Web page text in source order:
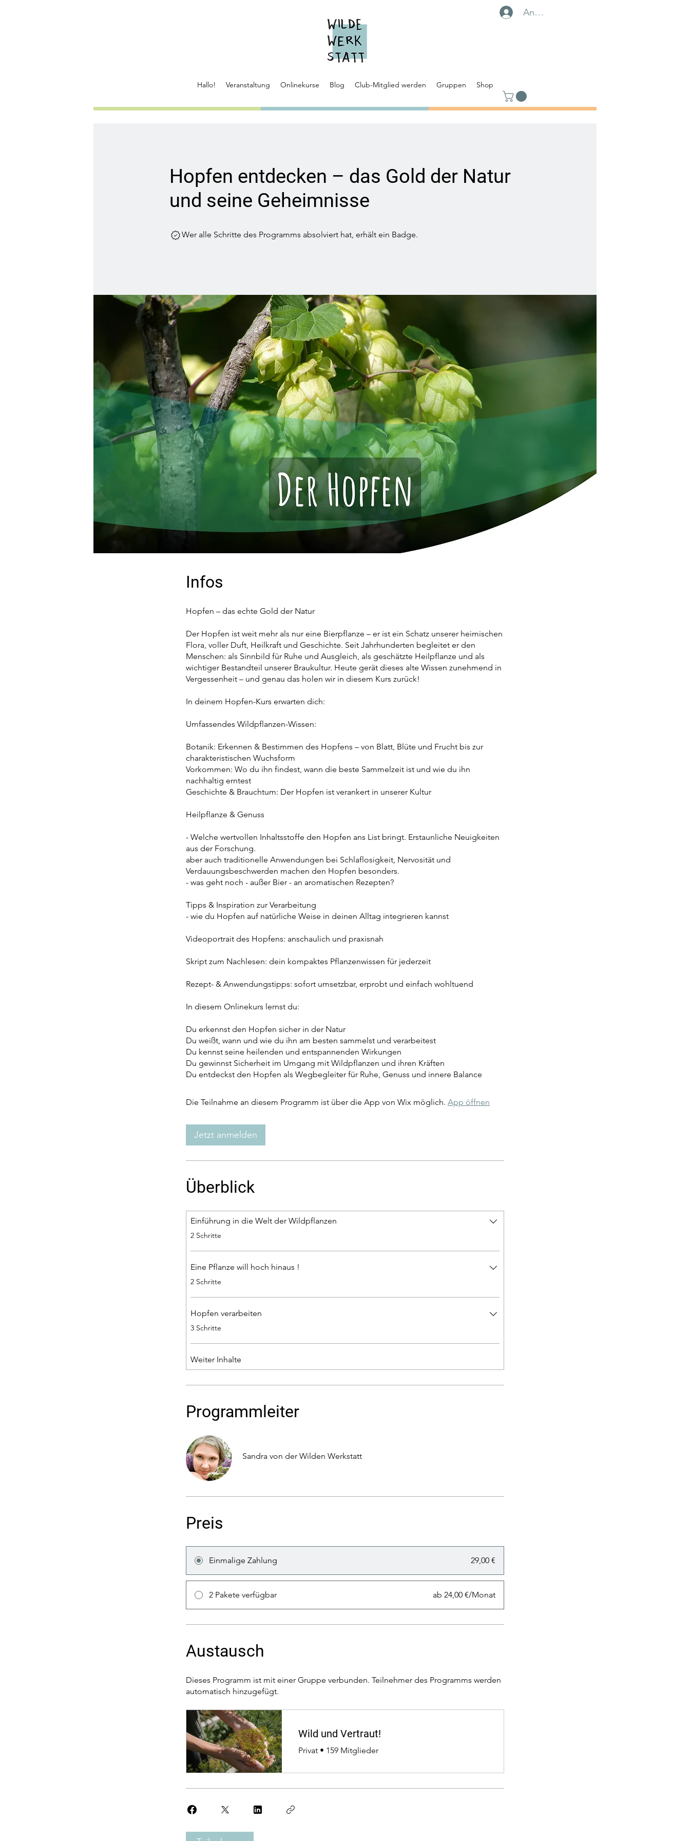
Anmelden
Hallo! Veranstaltung Onlinekurse Blog Club-Mitglied werden Gruppen Shop
Hopfen entdecken – das Gold der Natur
und seine Geheimnisse
Wer alle Schritte des Programms absolviert hat, erhält ein Badge.
Infos
Hopfen – das echte Gold der Natur
Der Hopfen ist weit mehr als nur eine Bierpflanze – er ist ein Schatz unserer heimischen
Flora, voller Duft, Heilkraft und Geschichte. Seit Jahrhunderten begleitet er den
Menschen: als Sinnbild für Ruhe und Ausgleich, als geschätzte Heilpflanze und als
wichtiger Bestandteil unserer Braukultur. Heute gerät dieses alte Wissen zunehmend in
Vergessenheit – und genau das holen wir in diesem Kurs zurück!
In deinem Hopfen-Kurs erwarten dich:
Umfassendes Wildpflanzen-Wissen:
Botanik: Erkennen & Bestimmen des Hopfens – von Blatt, Blüte und Frucht bis zur
charakteristischen Wuchsform
Vorkommen: Wo du ihn findest, wann die beste Sammelzeit ist und wie du ihn
nachhaltig erntest
Geschichte & Brauchtum: Der Hopfen ist verankert in unserer Kultur
Heilpflanze & Genuss
- Welche wertvollen Inhaltsstoffe den Hopfen ans List bringt. Erstaunliche Neuigkeiten
aus der Forschung.
aber auch traditionelle Anwendungen bei Schlaflosigkeit, Nervosität und
Verdauungsbeschwerden machen den Hopfen besonders.
- was geht noch - außer Bier - an aromatischen Rezepten?
Tipps & Inspiration zur Verarbeitung
- wie du Hopfen auf natürliche Weise in deinen Alltag integrieren kannst
Videoportrait des Hopfens: anschaulich und praxisnah
Skript zum Nachlesen: dein kompaktes Pflanzenwissen für jederzeit
Rezept- & Anwendungstipps: sofort umsetzbar, erprobt und einfach wohltuend
In diesem Onlinekurs lernst du:
Du erkennst den Hopfen sicher in der Natur
Du weißt, wann und wie du ihn am besten sammelst und verarbeitest
Du kennst seine heilenden und entspannenden Wirkungen
Du gewinnst Sicherheit im Umgang mit Wildpflanzen und ihren Kräften
Du entdeckst den Hopfen als Wegbegleiter für Ruhe, Genuss und innere Balance
Die Teilnahme an diesem Programm ist über die App von Wix möglich. App öffnen
Jetzt anmelden
Überblick
Einführung in die Welt der Wildpflanzen
.
2 Schritte
Eine Pflanze will hoch hinaus !
.
2 Schritte
Hopfen verarbeiten
.
3 Schritte
Weiter Inhalte
Programmleiter
Sandra von der Wilden Werkstatt
Preis
Einmalige Zahlung 29,00 €
2 Pakete verfügbar ab 24,00 €/Monat
Austausch
Dieses Programm ist mit einer Gruppe verbunden. Teilnehmer des Programms werden
automatisch hinzugefügt.
Wild und Vertraut!
Privat • 159 Mitglieder